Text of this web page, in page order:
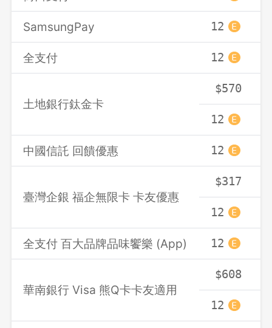
SamsungPay 12
全支付 12
土地銀行鈦金卡
$570
12
中國信託 回饋優惠 12
臺灣企銀 福企無限卡 卡友優惠
$317
12
全支付 百大品牌品味饗樂 (App) 12
華南銀行 Visa 熊Q卡卡友適用
$608
12